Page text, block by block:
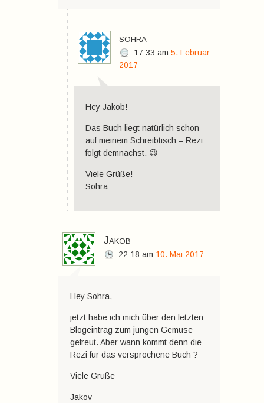
sohra
17:33 am 5. Februar
2017
Hey Jakob!
Das Buch liegt natürlich schon
auf meinem Schreibtisch – Rezi
folgt demnächst. 😉
Viele Grüße!
Sohra
Jakob
22:18 am 10. Mai 2017
Hey Sohra,
jetzt habe ich mich über den letzten
Blogeintrag zum jungen Gemüse
gefreut. Aber wann kommt denn die
Rezi für das versprochene Buch ?
Viele Grüße
Jakov